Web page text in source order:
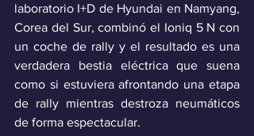
laboratorio I+D de Hyundai en Namyang,
Corea del Sur, combinó el Ioniq 5 N con
un coche de rally y el resultado es una
verdadera bestia eléctrica que suena
como si estuviera afrontando una etapa
de rally mientras destroza neumáticos
de forma espectacular.